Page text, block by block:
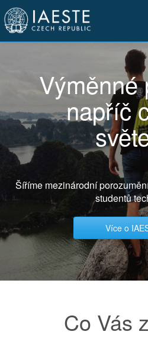
Přejít
hlavnímu
obsahu
Výměnné
napříč
Šíříme mezinárodní
studentů
Více o
Co Vás